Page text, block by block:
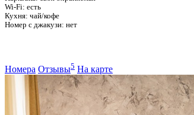
Wi-Fi: есть
Кухня: чай/кофе
Номер с джакузи: нет
Номера Отзывы5 На карте